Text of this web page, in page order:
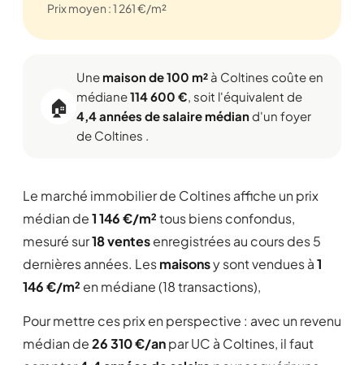
Prix moyen : 1 261 €/m²
🏠
Une maison de 100 m² à Coltines coûte en
médiane114 600 €, soit l'équivalent de
4,4 années de salaire médiand'un foyer
de Coltines .
Le marché immobilier de Coltines affiche un prix
médian de1 146 €/m²tous biens confondus,
mesuré sur18 ventesenregistrées au cours des 5
dernières années. Lesmaisonsy sont vendues à1
146 €/m² en médiane (18 transactions),
Pour mettre ces prix en perspective : avec un revenu
médian de26 310 €/anpar UC à Coltines, il faut